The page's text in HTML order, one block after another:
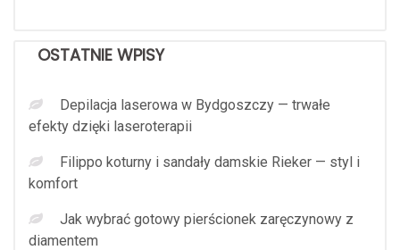
OSTATNIE WPISY
Depilacja laserowa w Bydgoszczy — trwałe
efekty dzięki laseroterapii
Filippo koturny i sandały damskie Rieker — styl i
komfort
Jak wybrać gotowy pierścionek zaręczynowy z
diamentem